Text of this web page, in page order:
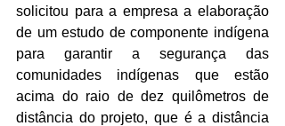
solicitou para a empresa a elaboração
de um estudo de componente indígena
para garantir a segurança das
comunidades indígenas que estão
acima do raio de dez quilômetros de
distância do projeto, que é a distância